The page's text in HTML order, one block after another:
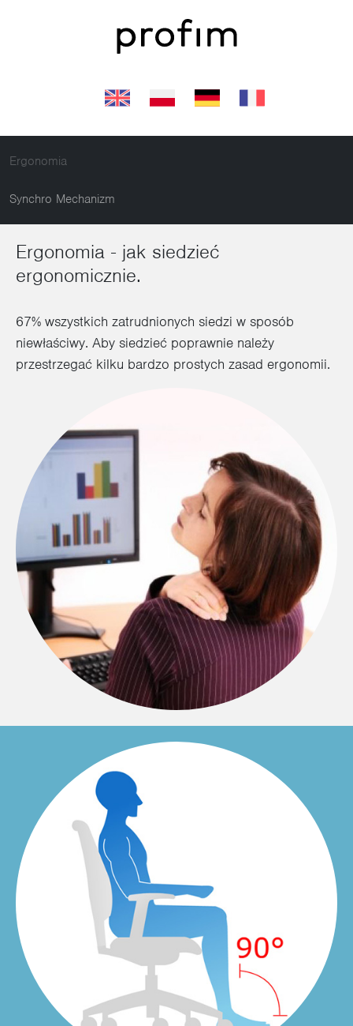
Ergonomia
Synchro Mechanizm
Ergonomia - jak siedzieć
ergonomicznie.
67% wszystkich zatrudnionych siedzi w sposób
niewłaściwy. Aby siedzieć poprawnie należy
przestrzegać kilku bardzo prostych zasad ergonomii.